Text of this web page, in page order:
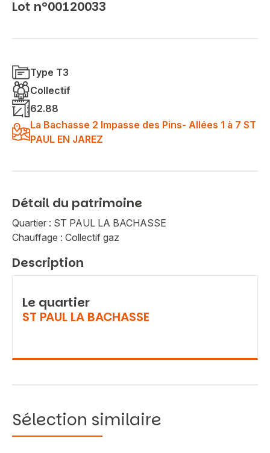
Lot n°00120033
Type T3
Collectif
62.88
La Bachasse 2 Impasse des Pins- Allées 1 à 7 ST
PAUL EN JAREZ
Détail du patrimoine
Quartier : ST PAUL LA BACHASSE
Chauffage : Collectif gaz
Description
Le quartier
ST PAUL LA BACHASSE
Sélection similaire